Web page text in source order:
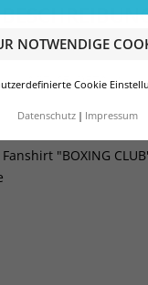
NOTWENDIGE
Cookie
Datenschutz Impressum
ARTIKELDETAILS
"BOXING